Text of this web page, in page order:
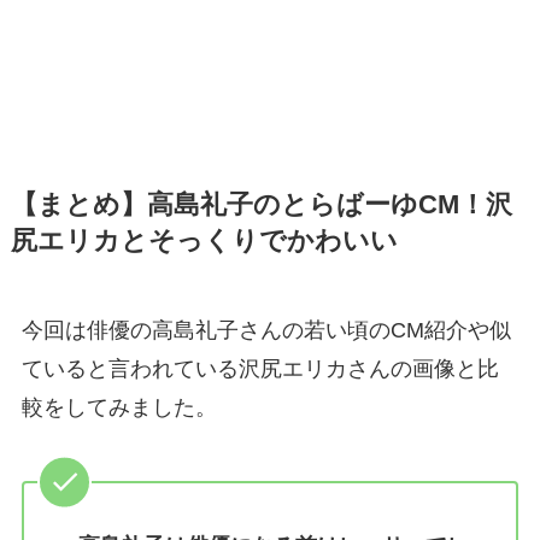
【まとめ】高島礼子のとらばーゆCM！沢
尻エリカとそっくりでかわいい
今回は俳優の高島礼子さんの若い頃のCM紹介や似
ていると言われている沢尻エリカさんの画像と比
較をしてみました。